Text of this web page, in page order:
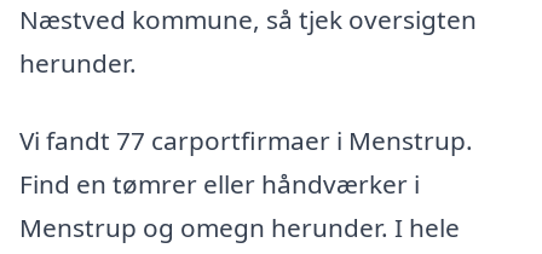
Næstved kommune, så tjek oversigten
herunder.
Vi fandt 77 carportfirmaer i Menstrup.
Find en tømrer eller håndværker i
Menstrup og omegn herunder. I hele